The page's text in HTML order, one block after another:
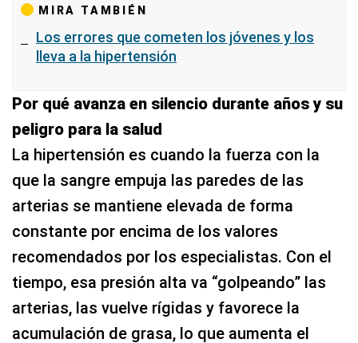
MIRA TAMBIÉN
Los errores que cometen los jóvenes y los
lleva a la hipertensión
Por qué avanza en silencio durante años y su
peligro para la salud
La hipertensión es cuando la fuerza con la
que la sangre empuja las paredes de las
arterias se mantiene elevada de forma
constante por encima de los valores
recomendados por los especialistas. Con el
tiempo, esa presión alta va “golpeando” las
arterias, las vuelve rígidas y favorece la
acumulación de grasa, lo que aumenta el